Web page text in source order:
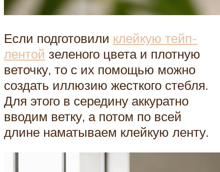
Если подготовили клейкую тейп-
лентой зеленого цвета и плотную
веточку, то с их помощью можно
создать иллюзию жесткого стебля.
Для этого в середину аккуратно
вводим ветку, а потом по всей
длине наматываем клейкую ленту.